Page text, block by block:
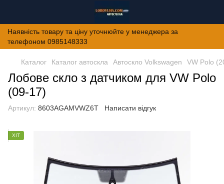
Наявність товару та ціну уточнюйте у менеджера за
телефоном 0985148333
Каталог Каталог автоскла Автоскло Volkswagen VW Polo
Лобове скло з датчиком для VW Polo
(09-17)
Артикул: 8603AGAMVWZ6T Написати відгук
ХІТ